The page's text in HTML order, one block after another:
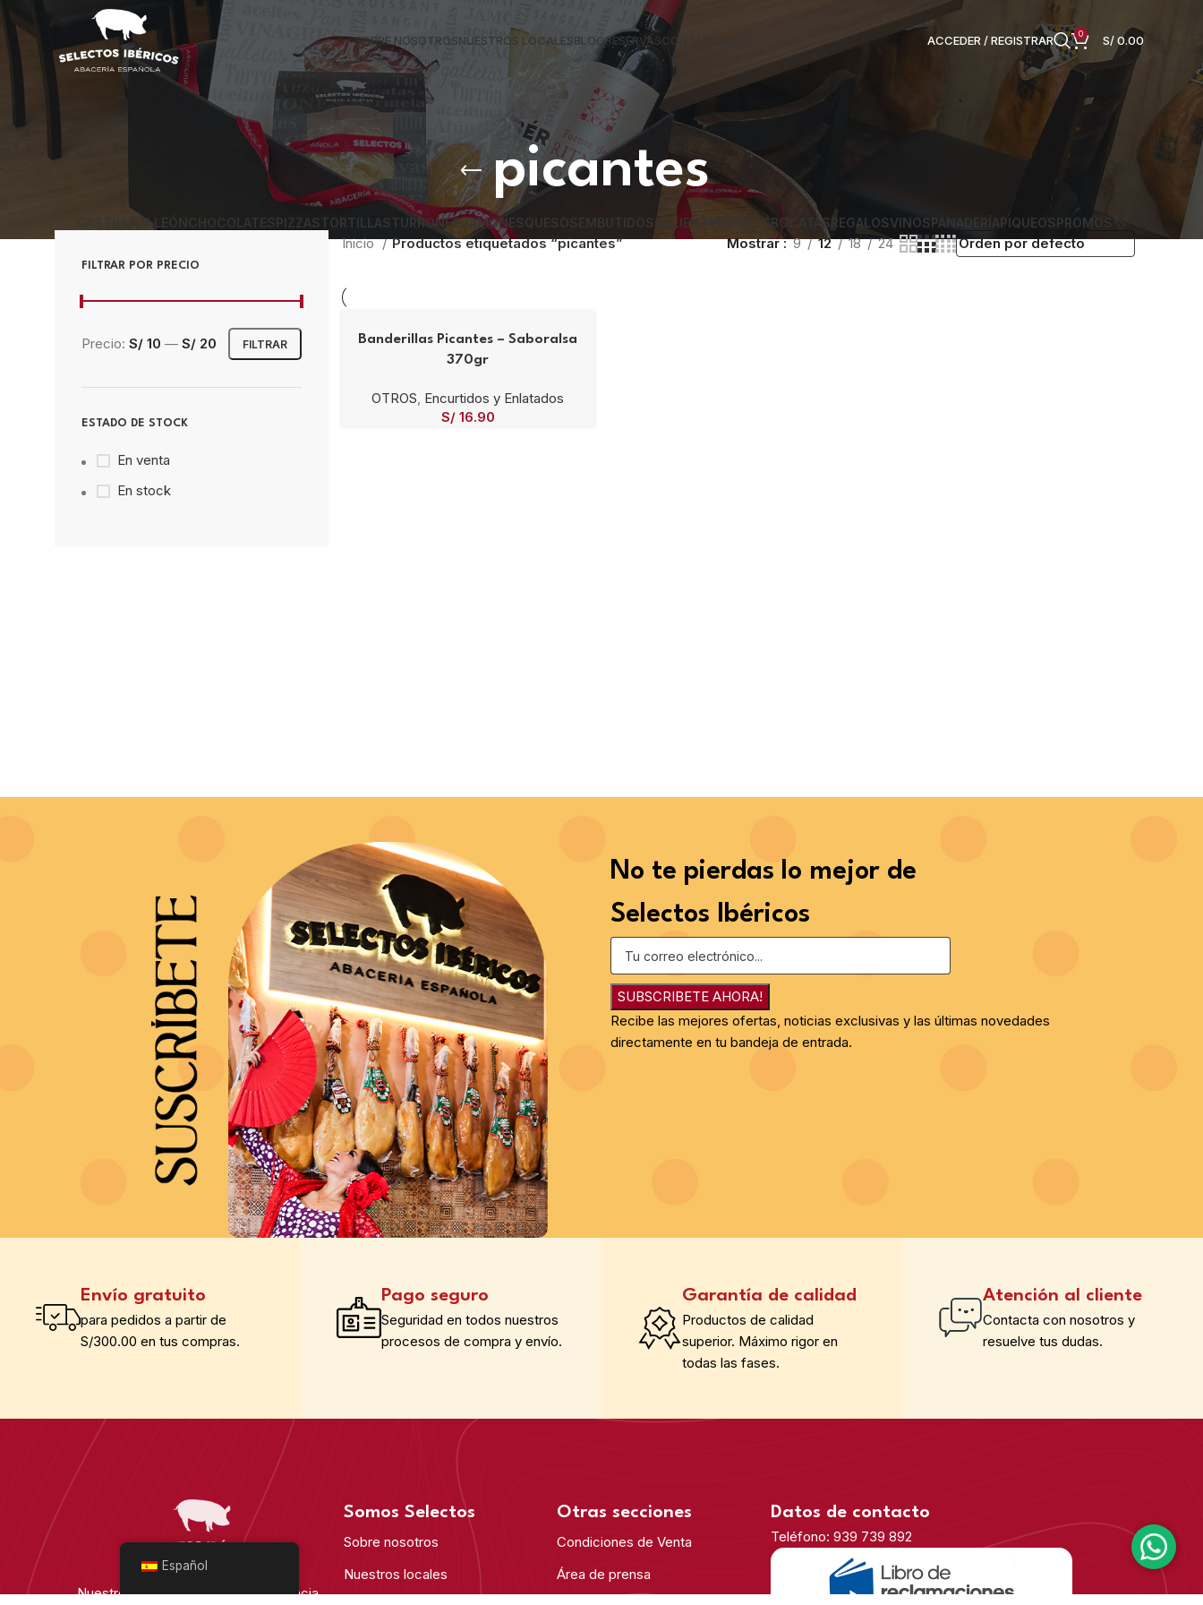
SOBRE NOSOTROSNUESTROS LOCALESBLOGRESERVASCONTÁCTANOS ACCEDER / REGISTRAR 0 S/0.00
picantes
CASTILLA Y LEÓN CHOCOLATES PIZZASTORTILLASTURRONESJAMONESQUESOS EMBUTIDOSCALIENTES OTROSBOCATAS REGALOSVINOS PANADERÍAPIQUEOSPROMOS🏷️
FILTRAR POR PRECIO
FILTRAR
Precio: S/ 10 — S/ 20
ESTADO DE STOCK
En venta
En stock
Inicio Productos etiquetados “picantes” Mostrar 9 12 18 24
Banderillas Picantes – Saboralsa
370gr
OTROS, Encurtidos y Enlatados
S/16.90
No te pierdas lo mejor de
Selectos Ibéricos
SUBSCRIBETE AHORA!
Recibe las mejores ofertas, noticias exclusivas y las últimas novedades
directamente en tu bandeja de entrada.
Envío gratuito
para pedidos a partir de
S/300.00 en tus compras.
Pago seguro
Seguridad en todos nuestros
procesos de compra y envío.
Garantía de calidad
Productos de calidad
superior. Máximo rigor en
todas las fases.
Atención al cliente
Contacta con nosotros y
resuelve tus dudas.
Nuestro compromiso con la excelencia
Somos Selectos
Sobre nosotros
Nuestros locales
Otras secciones
Condiciones de Venta
Área de prensa
Datos de contacto
Teléfono: 939 739 892
Español